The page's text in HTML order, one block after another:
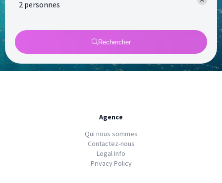
Rechercher
Agence
Qui nous sommes
Contactez-nous
Legal Info
Privacy Policy